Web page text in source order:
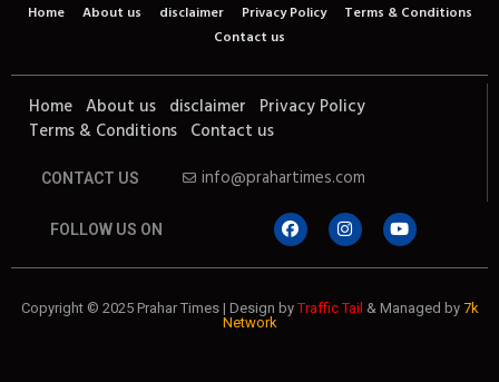
Home About us disclaimer Privacy Policy
Terms & Conditions
Contact us
Home About us disclaimer Privacy Policy
Terms & Conditions Contact us
CONTACT US info@prahartimes.com
FOLLOW US ON
Copyright © 2025 Prahar Times | Design byTraffic Tail & Managed by 7k
Network